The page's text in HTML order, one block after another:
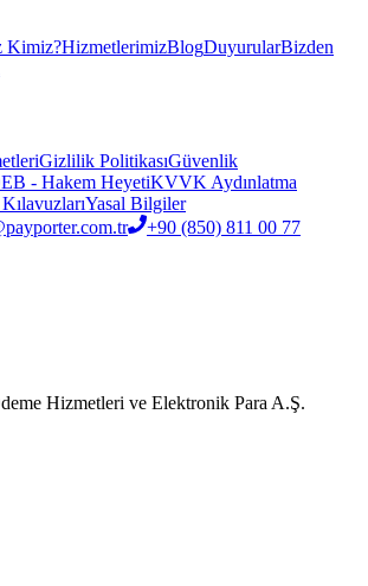
Kimiz?HizmetlerimizBlogDuyurularBizden
Gizlilik PolitikasıGüvenlik
- Hakem HeyetiKVVK Aydınlatma
Yasal Bilgiler
+90 (850) 811 00 77
Hizmetleri ve Elektronik Para A.Ş.